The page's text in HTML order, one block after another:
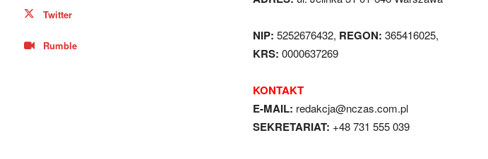
Twitter
Rumble
NIP: 5252676432, REGON: 365416025,
KRS: 0000637269
KONTAKT
E-MAIL: redakcja@nczas.com.pl
SEKRETARIAT: +48 731 555 039